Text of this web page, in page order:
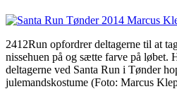
2412Run opfordrer deltagerne til at
nissehuen på og sætte farve på løbet.
deltagerne ved Santa Run i Tønder
julemandskostume (Foto: Marcus